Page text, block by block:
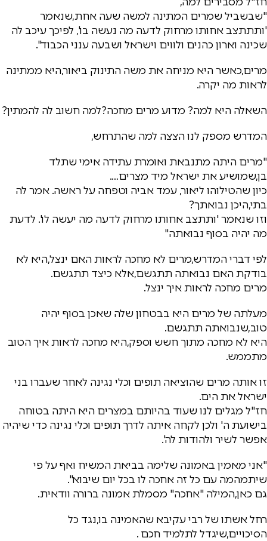
"שבשביל שמרים המתינה למשה שעה אחת,שנאמר
'ותתתצב אחותו מרחוק לדעה מה נעשה בו', לפיכך עיכב לה
שכינה וארון כהנים ולווים וישראל ושבעה ענני הכבוד".
מרים,כאשר היא מניחה את משה התינוק ביאור,היא ממתינה
לראות מה יקרה.
השאלה היא למה? מדוע מרים מחכה?למה חשוב לה להמתין?
המדרש מספק לנו הצצה למה שהתרחש,
"מרים היתה מתנבאת ואומרת עתידה אימי שתלד
בן,שמושיע את ישראל מיד מצרים….
כיון שהטילוהו ליאור, עמד אביה וטפחה על ראשה. אמר לה
בתי,היכן נבואתך?
וזו שנאמר 'ותתצב אחותו מרחוק לדעה מה יעשה לו'. לדעת
מה יהיה בסוף נבואתה"
לפי דברי המדרש,מרים לא מחכה לראות האם ינצל,היא לא
בודקת האם נבואתה תתגשם,אלא כיצד תתגשם.
מרים מחכה לראות איך ינצל.
מעלתה של מרים היא בבטחון שלה שאכן בסוף יהיה
טוב,שנבואתה תתגשם.
היא לא מחכה מתוך חשש וספק,היא מחכה לראות איך הטוב
מתממש.
זו אותה מרים שהוציאה תופים וכלי נגינה לאחר שעברו בני
ישראל את הים.
חז"ל מגלים לנו שעוד בהיותם במצרים היא היתה בטוחה
בישועת ה' ולכן לקחה איתה לדרך תופים וכלי נגינה כדי שיהיה
אפשר לשיר ולהודות לה'.
"אני מאמין באמונה שלימה בביאת המשיח ואף על פי
שיתמהמה עם כל זה אחכה לו בכל יום שיבוא".
גם כאן,המילה "אחכה" מסמלת אמונה ברורה וודאית.
רחל אשתו של רבי עקיבא שהאמינה בו,נגד כל
הסיכויים,שיגדל לתלמיד חכם .